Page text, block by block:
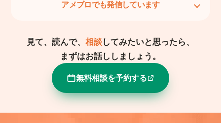
アメブロでも発信しています
見て、読んで、 相談してみたいと思ったら、
まずはお話ししましょう。
無料相談を予約する